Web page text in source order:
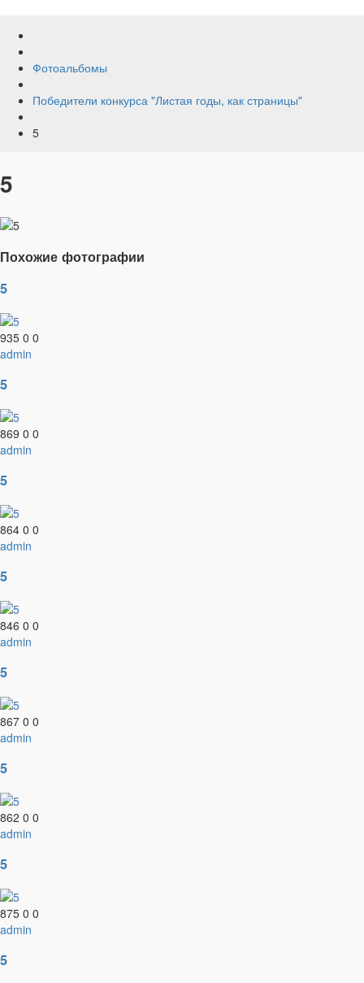
Фотоальбомы
Победители конкурса "Листая годы, как страницы"
5
5
Похожие фотографии
5
935 0 0
admin
5
869 0 0
admin
5
864 0 0
admin
5
846 0 0
admin
5
867 0 0
admin
5
862 0 0
admin
5
875 0 0
admin
5